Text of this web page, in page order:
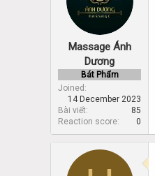
Massage Ánh
Dương
Bát Phẩm
Joined
14 December 2023
Bài viết
85
Reaction score
0